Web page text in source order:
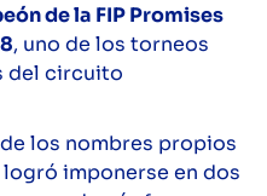
de la FIP Promises
, uno de los torneos
del circuito
los nombres propios
imponerse en dos